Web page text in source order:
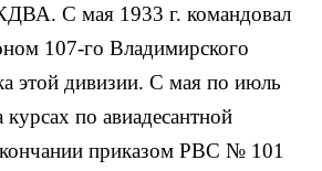
С мая 1933 г. командовал
107-го Владимирского
этой дивизии. С мая по июль
курсах по авиадесантной
приказом РВС № 101